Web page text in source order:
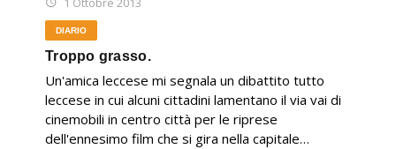
DIARIO
Troppo grasso.
Un'amica leccese mi segnala un dibattito tutto
leccese in cui alcuni cittadini lamentano il via vai di
cinemobili in centro città per le riprese
dell'ennesimo film che si gira nella capitale…